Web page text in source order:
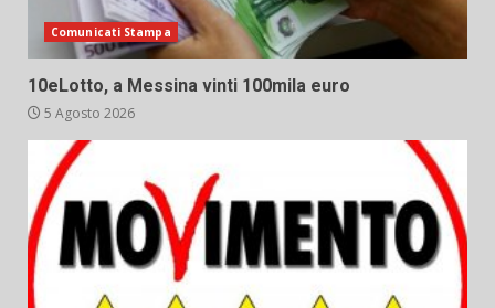
Comunicati Stampa
10eLotto, a Messina vinti 100mila euro
5 Agosto 2026